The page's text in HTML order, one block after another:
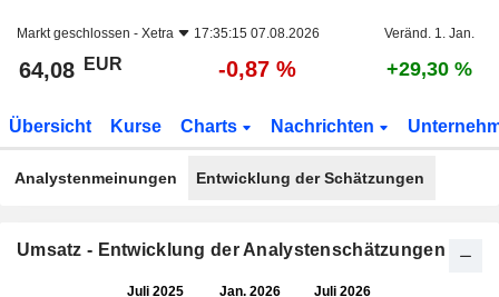
Markt geschlossen - Xetra 17:35:15 07.08.2026 Veränd. 1. Jan.
64,08 EUR -0,87 % +29,30 %
Übersicht Kurse Charts Nachrichten
Analystenmeinungen Entwicklung der Schätzungen
Umsatz - Entwicklung der Analystenschätzungen